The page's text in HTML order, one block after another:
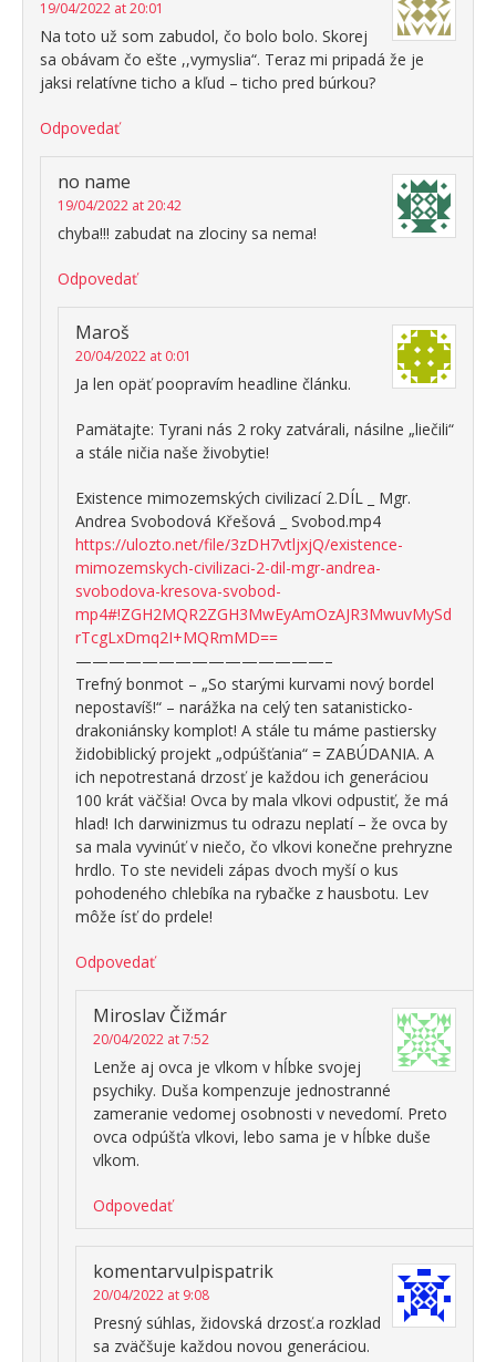
19/04/2022 at 20:01
Na toto už som zabudol, čo bolo bolo. Skorej
sa obávam čo ešte ,,vymyslia“. Teraz mi pripadá že je
jaksi relatívne ticho a kľud – ticho pred búrkou?
Odpovedať
no name
19/04/2022 at 20:42
chyba!!! zabudat na zlociny sa nema!
Odpovedať
Maroš
20/04/2022 at 0:01
Ja len opäť poopravím headline článku.
Pamätajte: Tyrani nás 2 roky zatvárali, násilne „liečili“
a stále ničia naše živobytie!
Existence mimozemských civilizací 2.DÍL _ Mgr.
Andrea Svobodová Křešová _ Svobod.mp4
https://ulozto.net/file/3zDH7vtljxjQ/existence-
mimozemskych-civilizaci-2-dil-mgr-andrea-
svobodova-kresova-svobod-
mp4#!ZGH2MQR2ZGH3MwEyAmOzAJR3MwuvMySd
rTcgLxDmq2I+MQRmMD==
———————————————–
Trefný bonmot – „So starými kurvami nový bordel
nepostavíš!“ – narážka na celý ten satanisticko-
drakoniánsky komplot! A stále tu máme pastiersky
židobiblický projekt „odpúšťania“ = ZABÚDANIA. A
ich nepotrestaná drzosť je každou ich generáciou
100 krát väčšia! Ovca by mala vlkovi odpustiť, že má
hlad! Ich darwinizmus tu odrazu neplatí – že ovca by
sa mala vyvinúť v niečo, čo vlkovi konečne prehryzne
hrdlo. To ste nevideli zápas dvoch myší o kus
pohodeného chlebíka na rybačke z hausbotu. Lev
môže ísť do prdele!
Odpovedať
Miroslav Čižmár
20/04/2022 at 7:52
Lenže aj ovca je vlkom v hĺbke svojej
psychiky. Duša kompenzuje jednostranné
zameranie vedomej osobnosti v nevedomí. Preto
ovca odpúšťa vlkovi, lebo sama je v hĺbke duše
vlkom.
Odpovedať
komentarvulpispatrik
20/04/2022 at 9:08
Presný súhlas, židovská drzosť.a rozklad
sa zväčšuje každou novou generáciou.